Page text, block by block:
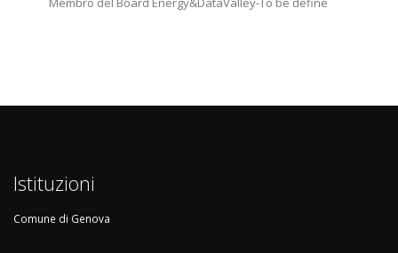
Istituzioni
Comune di Genova